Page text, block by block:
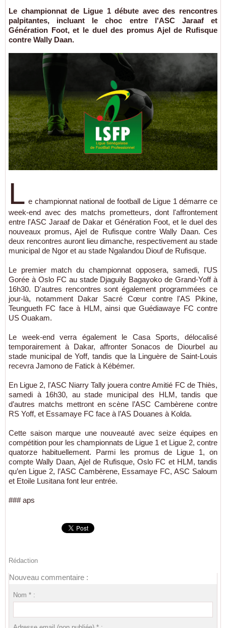
Le championnat de Ligue 1 débute avec des rencontres
palpitantes, incluant le choc entre l'ASC Jaraaf et
Génération Foot, et le duel des promus Ajel de Rufisque
contre Wally Daan.
L e championnat national de football de Ligue 1 démarre ce
week-end avec des matchs prometteurs, dont l'affrontement
entre l'ASC Jaraaf de Dakar et Génération Foot, et le duel des
nouveaux promus, Ajel de Rufisque contre Wally Daan. Ces
deux rencontres auront lieu dimanche, respectivement au stade
municipal de Ngor et au stade Ngalandou Diouf de Rufisque.
Le premier match du championnat opposera, samedi, l'US
Gorée à Oslo FC au stade Djaguily Bagayoko de Grand-Yoff à
16h30. D'autres rencontres sont également programmées ce
jour-là, notamment Dakar Sacré Cœur contre l'AS Pikine,
Teungueth FC face à HLM, ainsi que Guédiawaye FC contre
US Ouakam.
Le week-end verra également le Casa Sports, délocalisé
temporairement à Dakar, affronter Sonacos de Diourbel au
stade municipal de Yoff, tandis que la Linguère de Saint-Louis
recevra Jamono de Fatick à Kébémer.
En Ligue 2, l'ASC Niarry Tally jouera contre Amitié FC de Thiès,
samedi à 16h30, au stade municipal des HLM, tandis que
d’autres matchs mettront en scène l’ASC Cambèrene contre
RS Yoff, et Essamaye FC face à l’AS Douanes à Kolda.
Cette saison marque une nouveauté avec seize équipes en
compétition pour les championnats de Ligue 1 et Ligue 2, contre
quatorze habituellement. Parmi les promus de Ligue 1, on
compte Wally Daan, Ajel de Rufisque, Oslo FC et HLM, tandis
qu’en Ligue 2, l’ASC Cambèrene, Essamaye FC, ASC Saloum
et Etoile Lusitana font leur entrée.
### aps
Rédaction
Nouveau commentaire :
Nom * :